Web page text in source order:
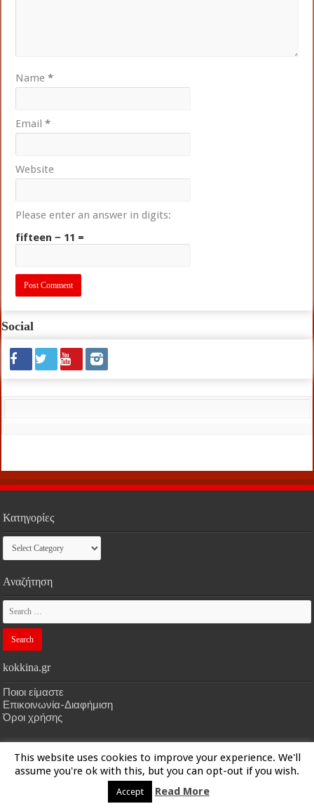
Name*
Email*
Website
Please enter an answer in digits:
fifteen − 11 =
Social
Κατηγορίες
Κατηγορίες
Αναζήτηση
kokkina.gr
Ποιοι είμαστε
Επικοινωνία-Διαφήμιση
Όροι χρήσης
HOMEkokkina.gr | Designed bykokkina.gr
© Copyright 2026, All Rights Reserved
This website uses cookies to improve your experience. We'll
assume you're ok with this, but you can opt-out if you wish.
Accept Read More